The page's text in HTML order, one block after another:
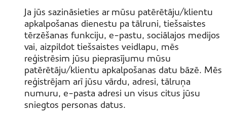
Ja jūs sazināsieties ar mūsu patērētāju/klientu
apkalpošanas dienestu pa tālruni, tiešsaistes
tērzēšanas funkciju, e-pastu, sociālajos medijos
vai, aizpildot tiešsaistes veidlapu, mēs
reģistrēsim jūsu pieprasījumu mūsu
patērētāju/klientu apkalpošanas datu bāzē. Mēs
reģistrējam arī jūsu vārdu, adresi, tālruņa
numuru, e-pasta adresi un visus citus jūsu
sniegtos personas datus.